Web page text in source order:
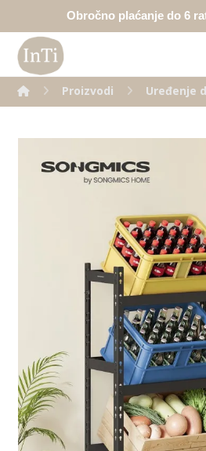
Obročno plaćanje do 6
Proizvodi Uređenje